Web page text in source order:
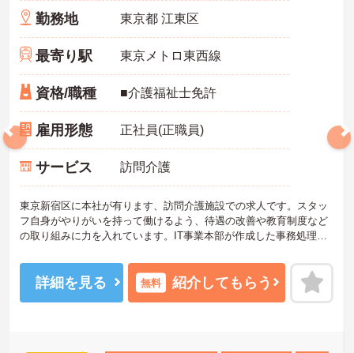
勤務地 東京都 江東区
最寄り駅 東京メトロ東西線
資格/職種 ■介護福祉士免許
雇用形態 正社員(正職員)
サービス 訪問介護
東京新宿区に本社が有ります、訪問介護施設での求人です。スタッ
フ自身がやりがいを持って働けるよう、待遇の改善や教育制度など
の取り組みに力を入れています。IT事業本部が作成した事務処理ソ
応を重視することもできます。入社後の研修はもちろん、介護技術
研修、PC研修、マナー研修、資格取得のための勉強会等ステップに
応じて用意されており安心してご就業いただけます。
詳細を見る 無料 紹介してもらう